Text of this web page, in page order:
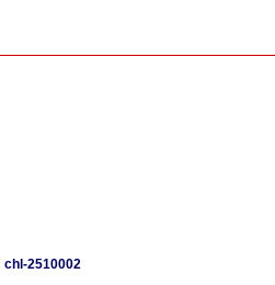
chl-2510002